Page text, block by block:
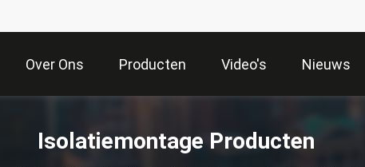
Over Ons Producten Video's Nieuws
Isolatiemontage Producten